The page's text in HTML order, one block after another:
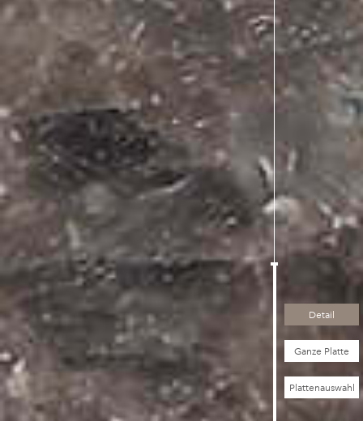
Detail
Ganze Platte
Plattenauswahl